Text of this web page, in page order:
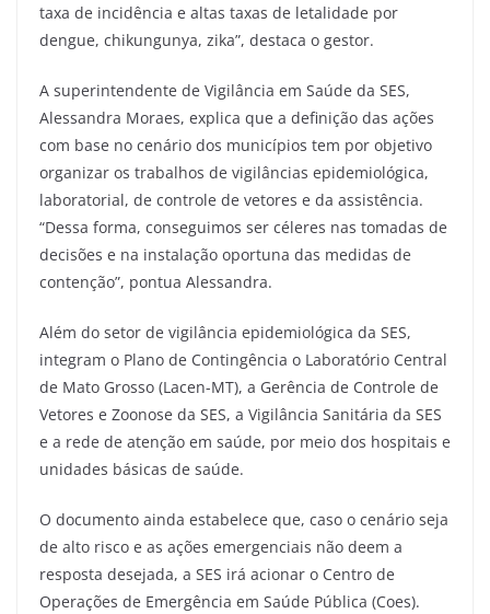
taxa de incidência e altas taxas de letalidade por
dengue, chikungunya, zika”, destaca o gestor.
A superintendente de Vigilância em Saúde da SES,
Alessandra Moraes, explica que a definição das ações
com base no cenário dos municípios tem por objetivo
organizar os trabalhos de vigilâncias epidemiológica,
laboratorial, de controle de vetores e da assistência.
“Dessa forma, conseguimos ser céleres nas tomadas de
decisões e na instalação oportuna das medidas de
contenção”, pontua Alessandra.
Além do setor de vigilância epidemiológica da SES,
integram o Plano de Contingência o Laboratório Central
de Mato Grosso (Lacen-MT), a Gerência de Controle de
Vetores e Zoonose da SES, a Vigilância Sanitária da SES
e a rede de atenção em saúde, por meio dos hospitais e
unidades básicas de saúde.
O documento ainda estabelece que, caso o cenário seja
de alto risco e as ações emergenciais não deem a
resposta desejada, a SES irá acionar o Centro de
Operações de Emergência em Saúde Pública (Coes).